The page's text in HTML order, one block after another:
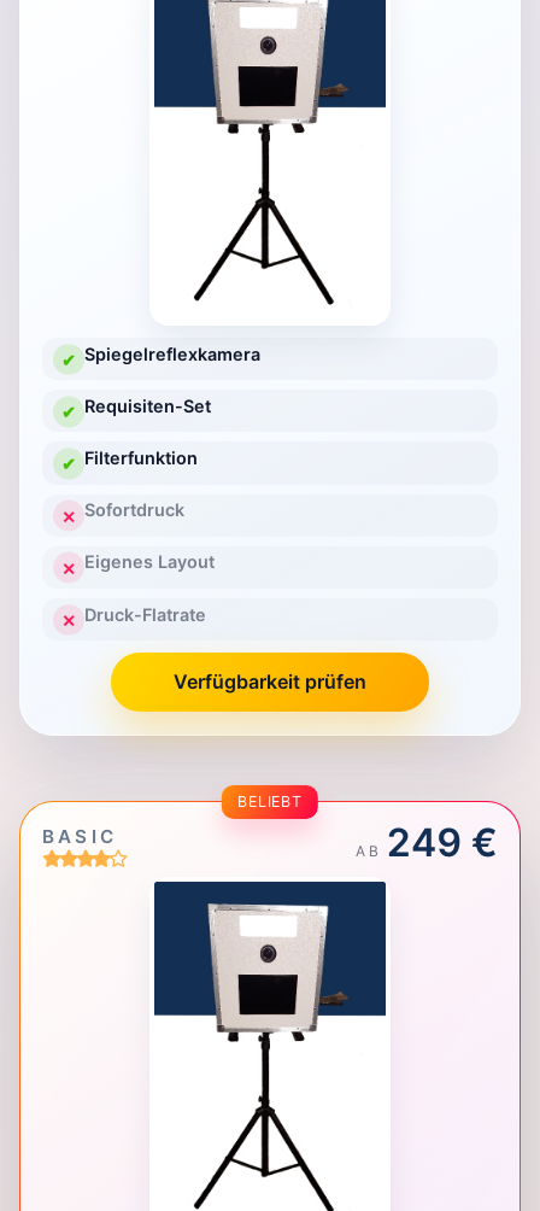
✔ Spiegelreflexkamera
✔ Requisiten-Set
✔ Filterfunktion
✕ Sofortdruck
✕ Eigenes Layout
✕ Druck-Flatrate
Verfügbarkeit prüfen
BELIEBT
BASIC
AB 249 €